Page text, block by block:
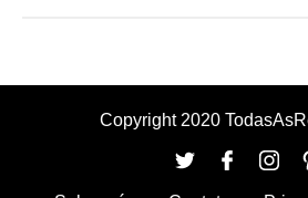
Copyright 2020